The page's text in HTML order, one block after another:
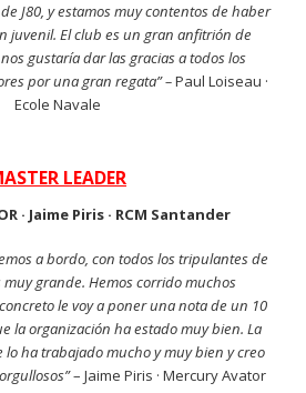
J80, y estamos muy contentos de haber
juvenil. El club es un gran anfitrión de
gustaría dar las gracias a todos los
por una gran regata” –Paul Loiseau ·
Ecole Navale
LEADER
· Jaime Piris · RCM Santander
a bordo, con todos los tripulantes de
muy grande. Hemos corrido muchos
le voy a poner una nota de un 10
la organización ha estado muy bien. La
lo ha trabajado mucho y muy bien y creo
– Jaime Piris · Mercury Avator